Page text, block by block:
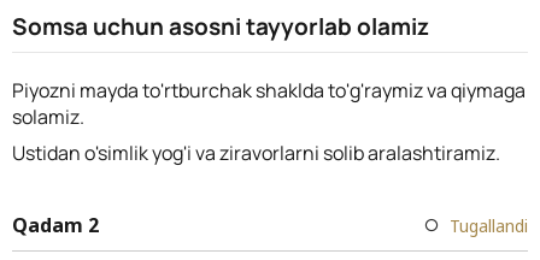
Somsa uchun asosni tayyorlab olamiz
Piyozni mayda to'rtburchak shaklda to'g'raymiz va qiymaga
solamiz.
Ustidan o'simlik yog'i va ziravorlarni solib aralashtiramiz.
Qadam 2 Tugallandi